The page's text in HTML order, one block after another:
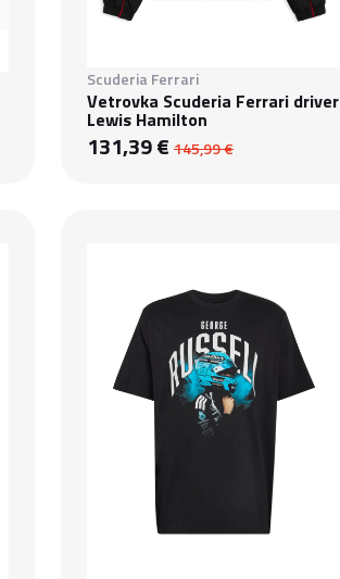
Scuderia Ferrari
Vetrovka Scuderia Ferrari driver
Lewis Hamilton
131,39 € 145,99 €